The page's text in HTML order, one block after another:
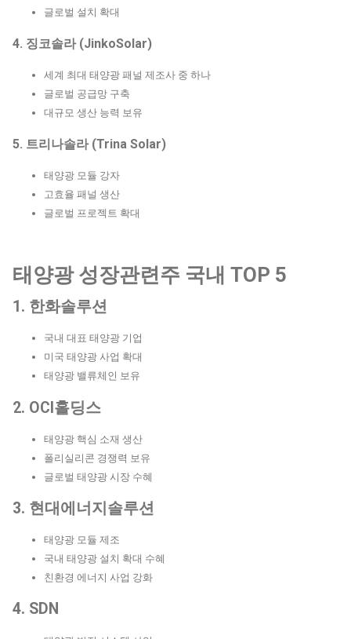
글로벌 설치 확대
4. 징코솔라 (JinkoSolar)
세계 최대 태양광 패널 제조사 중 하나
글로벌 공급망 구축
대규모 생산 능력 보유
5. 트리나솔라 (Trina Solar)
태양광 모듈 강자
고효율 패널 생산
글로벌 프로젝트 확대
태양광 성장관련주 국내 TOP 5
1. 한화솔루션
국내 대표 태양광 기업
미국 태양광 사업 확대
태양광 밸류체인 보유
2. OCI홀딩스
태양광 핵심 소재 생산
폴리실리콘 경쟁력 보유
글로벌 태양광 시장 수혜
3. 현대에너지솔루션
태양광 모듈 제조
국내 태양광 설치 확대 수혜
친환경 에너지 사업 강화
4. SDN